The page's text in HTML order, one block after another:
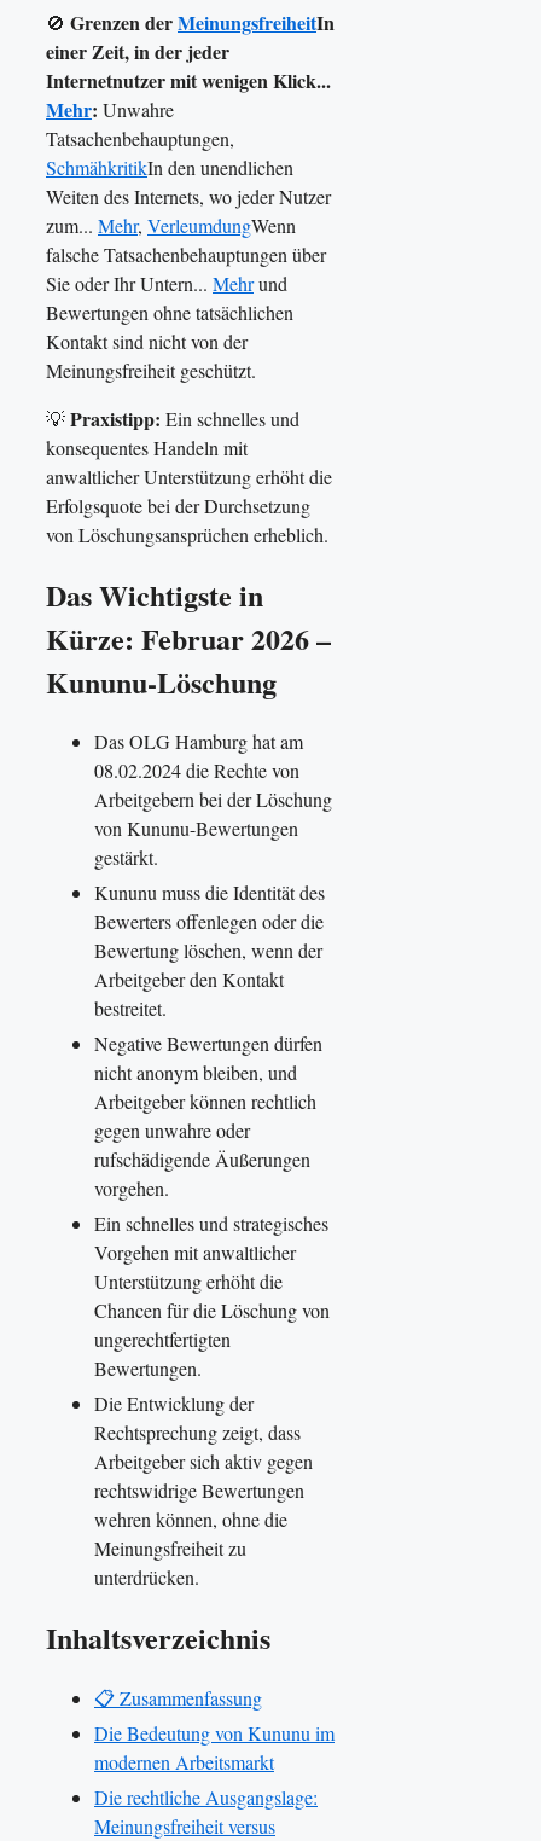
🚫 Grenzen derMeinungsfreiheitIn
einer Zeit, in der jeder
Internetnutzer mit wenigen Klick...
Mehr: Unwahre
Tatsachenbehauptungen,
SchmähkritikIn den unendlichen
Weiten des Internets, wo jeder Nutzer
zum... Mehr, VerleumdungWenn
falsche Tatsachenbehauptungen über
Sie oder Ihr Untern... Mehrund
Bewertungen ohne tatsächlichen
Kontakt sind nicht von der
Meinungsfreiheit geschützt.
💡Praxistipp: Ein schnelles und
konsequentes Handeln mit
anwaltlicher Unterstützung erhöht die
Erfolgsquote bei der Durchsetzung
von Löschungsansprüchen erheblich.
Das Wichtigste in
Kürze: Februar 2026 –
Kununu-Löschung
Das OLG Hamburg hat am
08.02.2024 die Rechte von
Arbeitgebern bei der Löschung
von Kununu-Bewertungen
gestärkt.
Kununu muss die Identität des
Bewerters offenlegen oder die
Bewertung löschen, wenn der
Arbeitgeber den Kontakt
bestreitet.
Negative Bewertungen dürfen
nicht anonym bleiben, und
Arbeitgeber können rechtlich
gegen unwahre oder
rufschädigende Äußerungen
vorgehen.
Ein schnelles und strategisches
Vorgehen mit anwaltlicher
Unterstützung erhöht die
Chancen für die Löschung von
ungerechtfertigten
Bewertungen.
Die Entwicklung der
Rechtsprechung zeigt, dass
Arbeitgeber sich aktiv gegen
rechtswidrige Bewertungen
wehren können, ohne die
Meinungsfreiheit zu
unterdrücken.
Inhaltsverzeichnis
📋 Zusammenfassung
Die Bedeutung von Kununu im
modernen Arbeitsmarkt
Die rechtliche Ausgangslage:
Meinungsfreiheit versus